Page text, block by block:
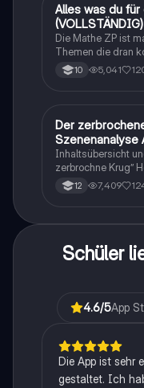
Mathe
Alles was du für
Realschule
Die Mathe ZP ist
Themen die dran
schnell den
Themen bis hin zu
10 5,041
Deutsch
Der
Szenenanalyse
Q1/Q2/Abitur
Inhaltsübersicht
zerbrochne Krug”
12 7,409
Schüler
4.6/5App
Die App ist sehr
gestaltet. Ich